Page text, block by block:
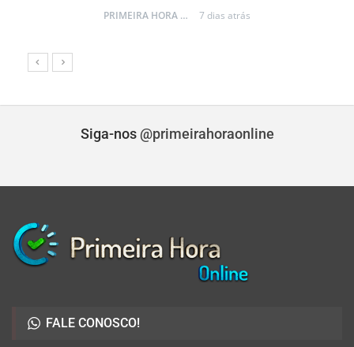
PRIMEIRA HORA ONLINE 7 dias atrás
Siga-nos @primeirahoraonline
FALE CONOSCO!